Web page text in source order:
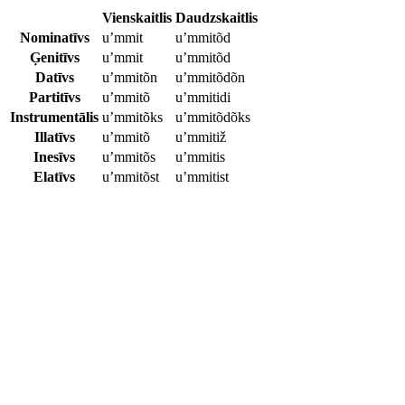
Vienskaitlis Daudzskaitlis
Nominatīvs
u’mmit
u’mmitõd
Ģenitīvs
u’mmit
u’mmitõd
Datīvs
u’mmitõn
u’mmitõdõn
Partitīvs
u’mmitõ
u’mmitidi
Instrumentālis u’mmitõks
u’mmitõdõks
Illatīvs
u’mmitõ
u’mmitiž
Inesīvs
u’mmitõs
u’mmitis
Elatīvs
u’mmitõst u’mmitist